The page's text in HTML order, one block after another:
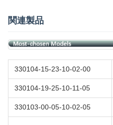
関連製品
330104-15-23-10-02-00
330104-19-25-10-11-05
330103-00-05-10-02-05